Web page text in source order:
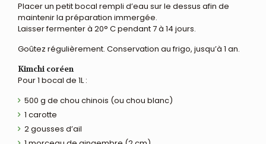
Placer un petit bocal rempli d’eau sur le dessus afin de
maintenir la préparation immergée.
Laisser fermenter à 20° C pendant 7 à 14 jours.
Goûtez régulièrement. Conservation au frigo, jusqu’à 1 an.
Kimchi coréen
Pour 1 bocal de 1L :
500 g de chou chinois (ou chou blanc)
1 carotte
2 gousses d’ail